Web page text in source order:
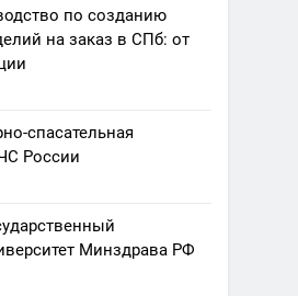
по созданию
на заказ в СПб: от
спасательная
России
Минздрава РФ